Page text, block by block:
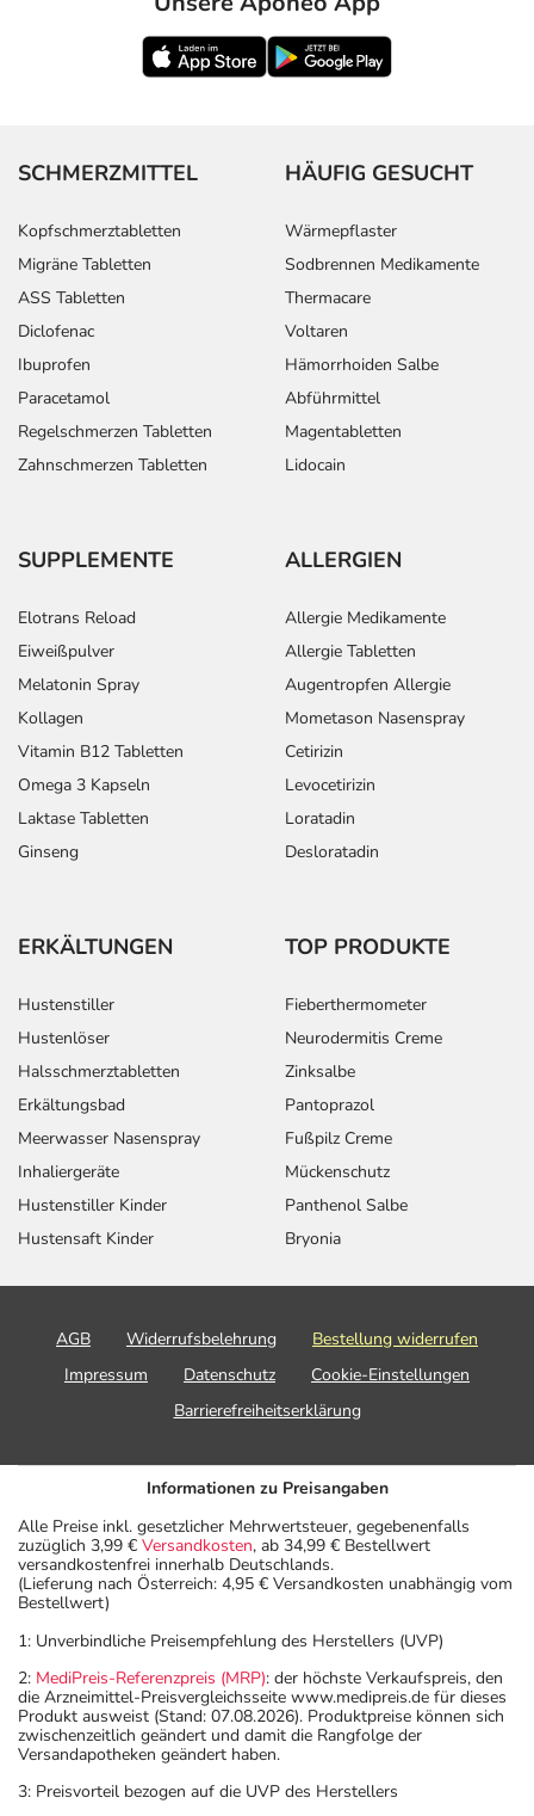
SCHMERZMITTEL
Kopfschmerztabletten
Migräne Tabletten
ASS Tabletten
Diclofenac
Ibuprofen
Paracetamol
Regelschmerzen Tabletten
Zahnschmerzen Tabletten
HÄUFIG GESUCHT
Wärmepflaster
Sodbrennen Medikamente
Thermacare
Voltaren
Hämorrhoiden Salbe
Abführmittel
Magentabletten
Lidocain
SUPPLEMENTE
Elotrans Reload
Eiweißpulver
Melatonin Spray
Kollagen
Vitamin B12 Tabletten
Omega 3 Kapseln
Laktase Tabletten
Ginseng
ALLERGIEN
Allergie Medikamente
Allergie Tabletten
Augentropfen Allergie
Mometason Nasenspray
Cetirizin
Levocetirizin
Loratadin
Desloratadin
ERKÄLTUNGEN
Hustenstiller
Hustenlöser
Halsschmerztabletten
Erkältungsbad
Meerwasser Nasenspray
Inhaliergeräte
Hustenstiller Kinder
Hustensaft Kinder
TOP PRODUKTE
Fieberthermometer
Neurodermitis Creme
Zinksalbe
Pantoprazol
Fußpilz Creme
Mückenschutz
Panthenol Salbe
Bryonia
AGB Widerrufsbelehrung
Bestellung widerrufen
Impressum
Datenschutz
Cookie-Einstellungen
Barrierefreiheitserklärung
Informationen zu Preisangaben
Alle Preise inkl. gesetzlicher Mehrwertsteuer, gegebenenfalls
zuzüglich 3,99 € Versandkosten, ab 34,99 € Bestellwert
versandkostenfrei innerhalb Deutschlands.
(Lieferung nach Österreich: 4,95 € Versandkosten unabhängig vom
Bestellwert)
1: Unverbindliche Preisempfehlung des Herstellers (UVP)
2: MediPreis-Referenzpreis (MRP): der höchste Verkaufspreis, den
die Arzneimittel-Preisvergleichsseite www.medipreis.de für dieses
Produkt ausweist (Stand: 07.08.2026). Produktpreise können sich
zwischenzeitlich geändert und damit die Rangfolge der
Versandapotheken geändert haben.
3: Preisvorteil bezogen auf die UVP des Herstellers